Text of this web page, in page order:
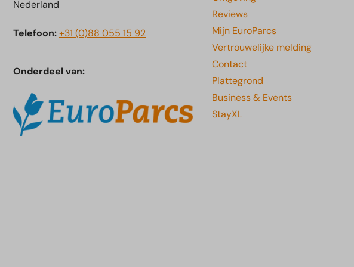
Nederland
Telefoon:+31 (0)88 055 15 92
Onderdeel van:
Reviews
Mijn EuroParcs
Vertrouwelijke melding
Contact
Plattegrond
Business & Events
StayXL